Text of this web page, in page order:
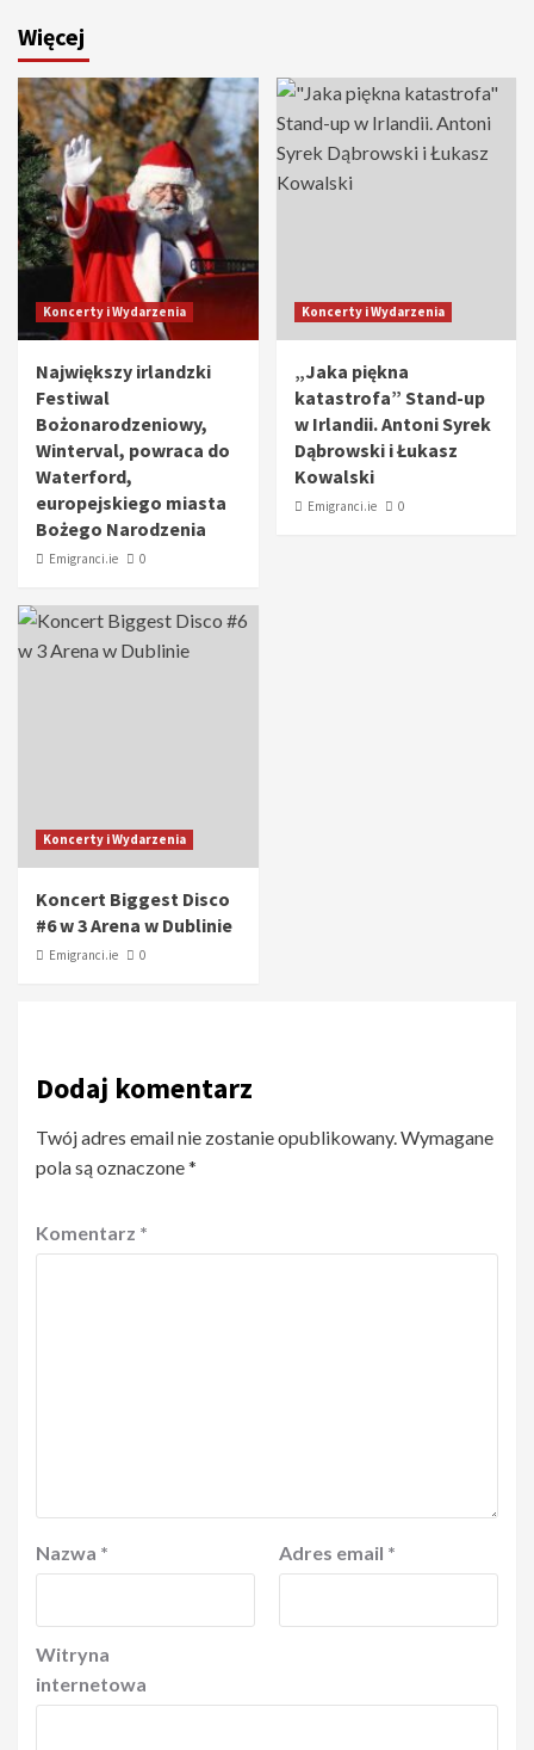
Więcej
Koncerty i Wydarzenia
Największy irlandzki
Festiwal
Bożonarodzeniowy,
Winterval, powraca do
Waterford,
europejskiego miasta
Bożego Narodzenia
Emigranci.ie 0
Koncerty i Wydarzenia
„Jaka piękna
katastrofa” Stand-up
w Irlandii. Antoni Syrek
Dąbrowski i Łukasz
Kowalski
Emigranci.ie 0
Koncerty i Wydarzenia
Koncert Biggest Disco
#6 w 3 Arena w Dublinie
Emigranci.ie 0
Dodaj komentarz
Twój adres email nie zostanie opublikowany.Wymagane
pola są oznaczone*
Komentarz *
Nazwa * Adres email *
Witryna
internetowa